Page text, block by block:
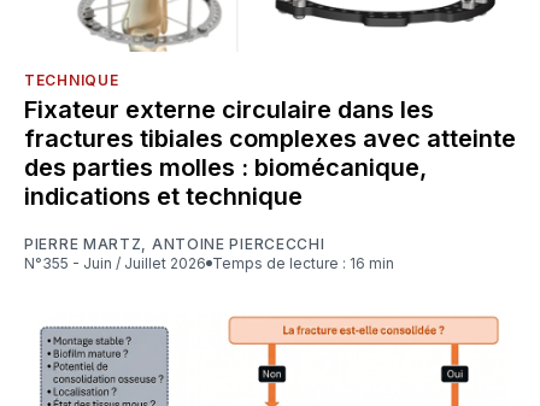
TECHNIQUE
Fixateur externe circulaire dans les
fractures tibiales complexes avec atteinte
des parties molles : biomécanique,
indications et technique
PIERRE MARTZ
ANTOINE PIERCECCHI
N°355 - Juin / Juillet 2026
Temps de lecture : 16 min